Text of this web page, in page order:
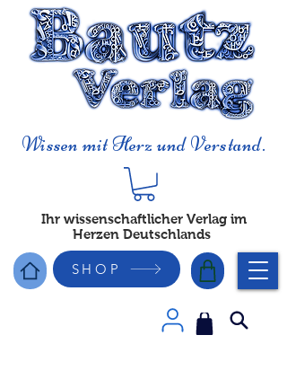
Wissen mit Herz und Verstand.
Ihr wissenschaftlicher Verlag im
Herzen Deutschlands
SHOP